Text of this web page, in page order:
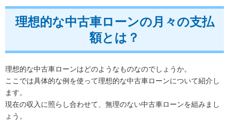
理想的な中古車ローンの月々の支払
額とは？
理想的な中古車ローンはどのようなものなのでしょうか。
ここでは具体的な例を使って理想的な中古車ローンについて紹介し
ます。
現在の収入に照らし合わせて、無理のない中古車ローンを組みまし
ょう。